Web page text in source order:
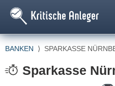
BANKEN ⟩ SPARKASSE
Sparkasse